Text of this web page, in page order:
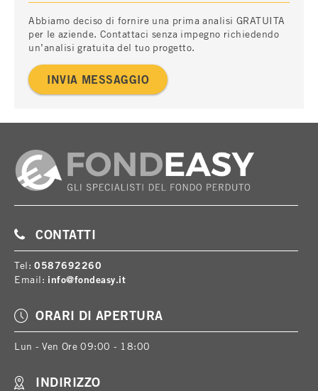
Abbiamo deciso di fornire una prima analisi GRATUITA
per le aziende. Contattaci senza impegno richiedendo
un’analisi gratuita del tuo progetto.
INVIA MESSAGGIO
CONTATTI
Tel:0587692260
Email: info@fondeasy.it
ORARI DI APERTURA
Lun - Ven Ore 09:00 - 18:00
INDIRIZZO